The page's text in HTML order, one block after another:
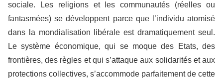
sociale. Les religions et les communautés (réelles ou
fantasmées) se développent parce que l’individu atomisé
dans la mondialisation libérale est dramatiquement seul.
Le système économique, qui se moque des Etats, des
frontières, des règles et qui s’attaque aux solidarités et aux
protections collectives, s’accommode parfaitement de cette